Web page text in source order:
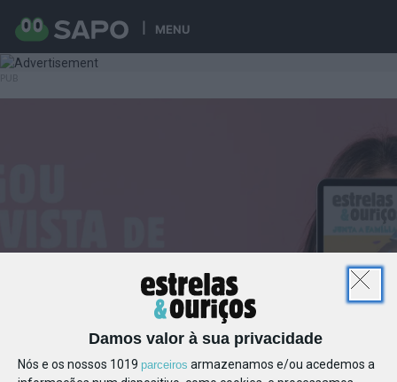
MENU
Damos valor à sua privacidade
Nós e os nossos 1019 parceiros armazenamos e/ou acedemos a